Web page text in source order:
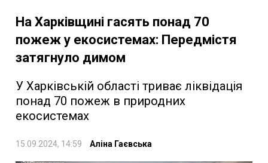
На Харківщині гасять понад 70
пожеж у екосистемах: Передмістя
затягнуло димом
У Харківській області триває ліквідація
понад 70 пожеж в природних
екосистемах
15.09.2024, 14:59 Аліна Гаєвська